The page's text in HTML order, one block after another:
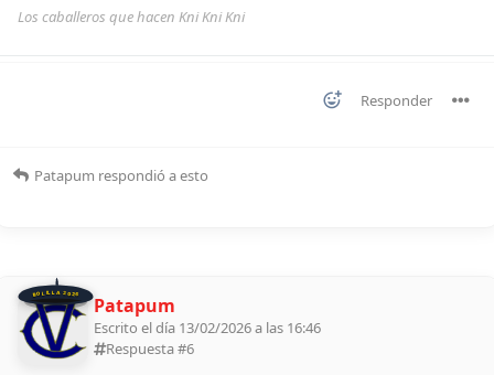
Los caballeros que hacen Kni Kni Kni
Responder
Patapum respondió a esto
BOLILLA 2026 Patapum
Escrito el día 13/02/2026 a las 16:46
Respuesta #6